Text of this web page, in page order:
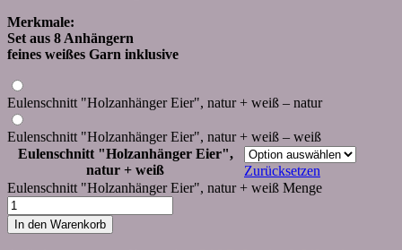
Merkmale:
Set aus 8 Anhängern
feines weißes Garn inklusive
Eulenschnitt "Holzanhänger Eier", natur + weiß – natur
Eulenschnitt "Holzanhänger Eier", natur + weiß – weiß
Eulenschnitt "Holzanhänger Eier",
natur + weiß
Zurücksetzen
Eulenschnitt "Holzanhänger Eier", natur + weiß Menge
In den Warenkorb